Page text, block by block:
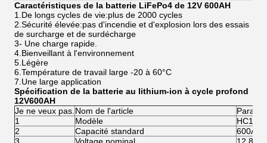
Caractéristiques de la batterie LiFePo4 de 12V 600AH
1.De longs cycles de vie:plus de 2000 cycles
2.Sécurité élevée:pas d'incendie et d'explosion lors des essais
de surcharge et de surdécharge
3- Une charge rapide.
4.Bienveillant à l'environnement
5.Légère
6.Température de travail large -20 à 60°C
7.Une large application
Spécification de la batterie au lithium-ion à cycle profond
12V600AH
Je ne veux pas. Nom de l'article
1
Modèle
2
Capacité standard
600AH